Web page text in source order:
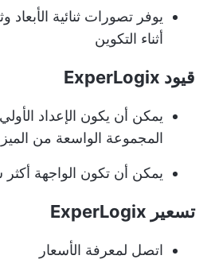
يوفر تصورات ثنائية الأبعاد
أثناء التكوين
قيود ExperLogix
يمكن أن يكون الإعداد
المجموعة الواسعة من
يمكن أن تكون الواجهة
تسعير ExperLogix
اتصل لمعرفة الأسعار